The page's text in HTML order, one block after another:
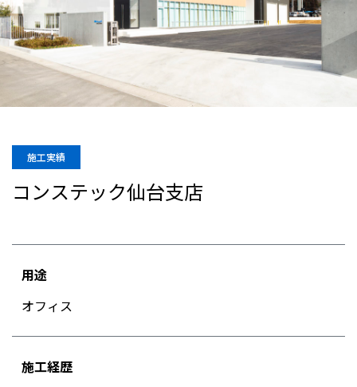
施工実績
コンステック仙台支店
用途
オフィス
施工経歴